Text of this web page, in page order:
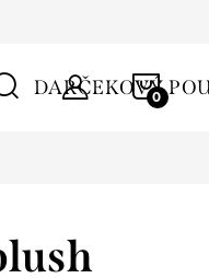
DARČEKOVÝ